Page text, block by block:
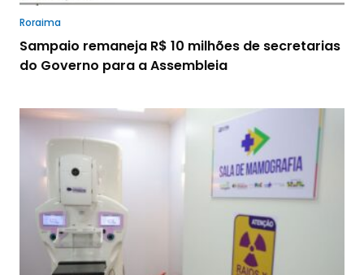
Roraima
Sampaio remaneja R$ 10 milhões de secretarias
do Governo para a Assembleia